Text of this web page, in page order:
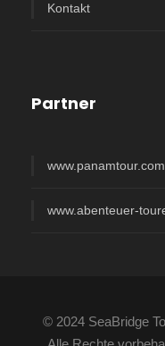
Kontakt
Partner
www.panamtour.com
www.abenteuer-
© 2024 SeaBridge